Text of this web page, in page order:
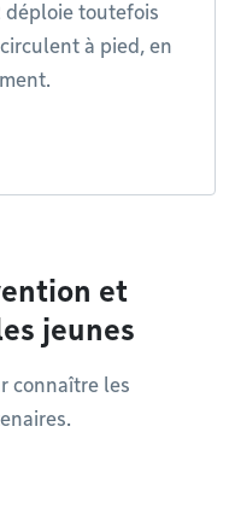
déploie toutefois
à pied, en
et
jeunes
connaître les